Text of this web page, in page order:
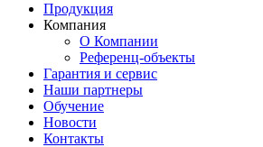
Продукция
Компания
О Компании
Референц-объекты
Гарантия и сервис
Наши партнеры
Обучение
Новости
Контакты